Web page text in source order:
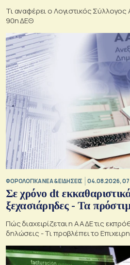
Τι αναφέρει ο Λογιστικός Σύλλογος
90η ΔΕΘ
ΦΟΡΟΛΟΓΙΚΑ ΝΕΑ & EΙΔΗΣΕΙΣ 04.08.2026,
Σε χρόνο dt
ξεχασιάρηδες - Τα
Πώς διαχειρίζεται η ΑΑΔΕ τις
δηλώσεις - Τι προβλέπει το